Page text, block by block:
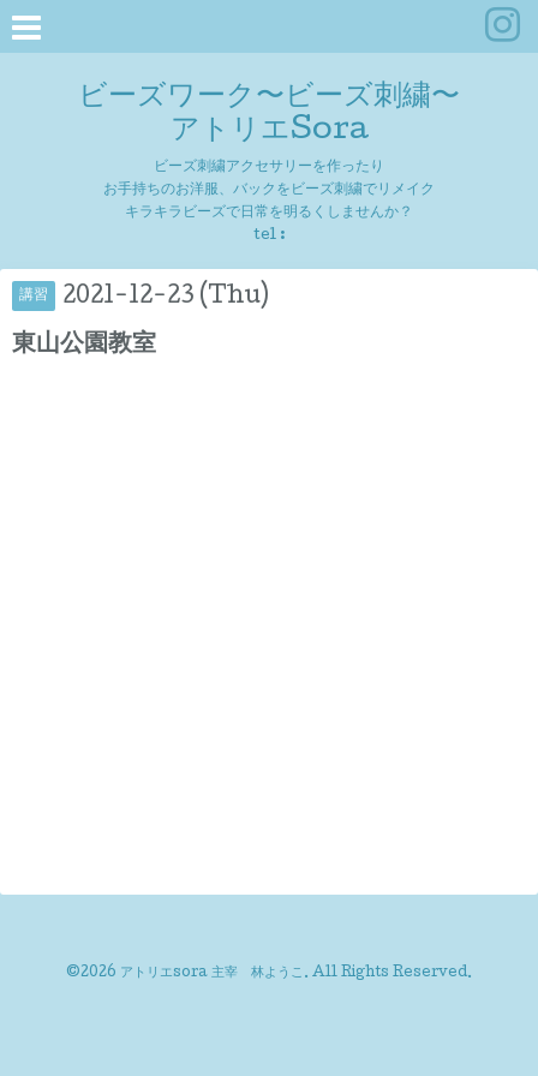
ビーズワーク〜ビーズ刺繍〜
アトリエSora
ビーズ刺繍アクセサリーを作ったり
お手持ちのお洋服、バックをビーズ刺繍でリメイク
キラキラビーズで日常を明るくしませんか？
tel :
講習 2021-12-23 (Thu)
東山公園教室
©2026 アトリエsora 主宰 林ようこ . All Rights Reserved.